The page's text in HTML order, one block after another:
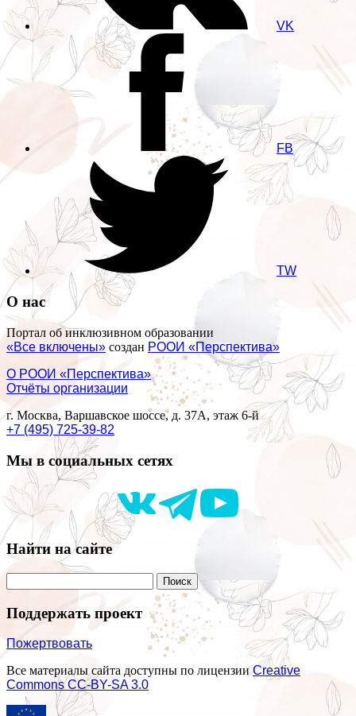
VK
FB
TW
О нас
Портал об инклюзивном образовании
«Все включены» создан РООИ «Перспектива»
О РООИ «Перспектива»
Отчёты организации
г. Москва, Варшавское шоссе, д. 37А, этаж 6-й
+7 (495) 725-39-82
Мы в социальных сетях
Найти на сайте
Поддержать проект
Пожертвовать
Все материалы сайта доступны по лицензииCreative
Commons СС-BY-SA 3.0